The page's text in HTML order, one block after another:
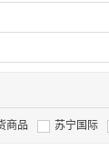
商品 苏宁国际